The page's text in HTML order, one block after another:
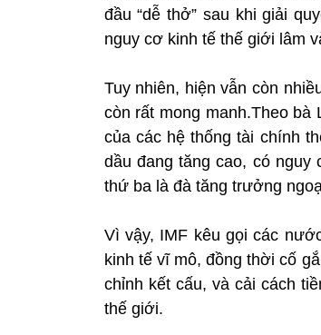
đầu “dễ thở” sau khi giải
nguy cơ kinh tế thế giới lâm
Tuy nhiên, hiện vẫn còn
còn rất mong manh.Theo
của các hệ thống tài chính
dầu đang tăng cao, có
thứ ba là đà tăng trưởng
Vì vậy, IMF kêu gọi các
kinh tế vĩ mô, đồng thời cố
chỉnh kết cấu, và cải cách
thế giới.